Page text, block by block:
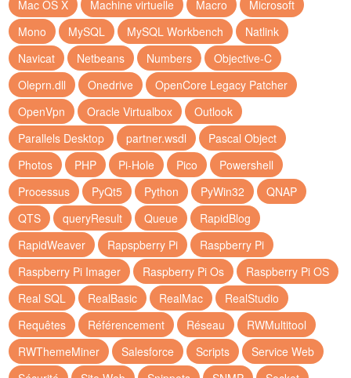
Mac OS X
Machine virtuelle Macro
Microsoft
Mono
MySQL MySQL Workbench
Natlink
Navicat
Netbeans Numbers
Objective-C
Oleprn.dll
Onedrive
OpenCore Legacy Patcher
OpenVpn
Oracle Virtualbox
Outlook
Parallels Desktop
partner.wsdl
Pascal Object
Photos
PHP Pi-Hole Pico
Powershell
Processus
PyQt5 Python PyWin32
QNAP
QTS
queryResult Queue
RapidBlog
RapidWeaver
Rapspberry Pi
Raspberry Pi
Raspberry Pi Imager
Raspberry Pi Os
Raspberry Pi OS
Real SQL
RealBasic RealMac
RealStudio
Requêtes
Référencement Réseau
RWMultitool
RWThemeMiner
Salesforce Scripts
Service Web